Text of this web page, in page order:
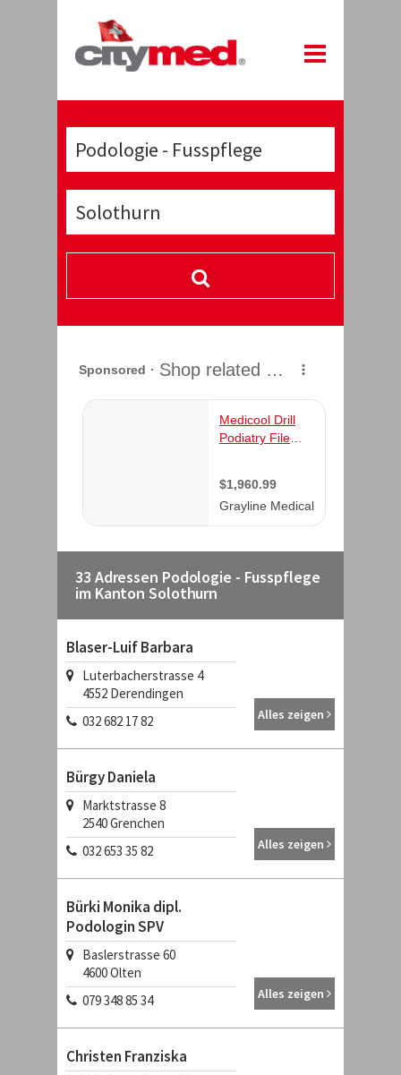
33 Adressen Podologie - Fusspflege
im Kanton Solothurn
Blaser-Luif Barbara
Luterbacherstrasse 4
4552 Derendingen
032 682 17 82
Alles zeigen
Bürgy Daniela
Marktstrasse 8
2540Grenchen
032 653 35 82
Alles zeigen
Bürki Monika dipl.
Podologin SPV
Baslerstrasse 60
4600Olten
079 348 85 34
Alles zeigen
Christen Franziska